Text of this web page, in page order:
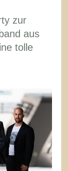
zur
aus
tolle